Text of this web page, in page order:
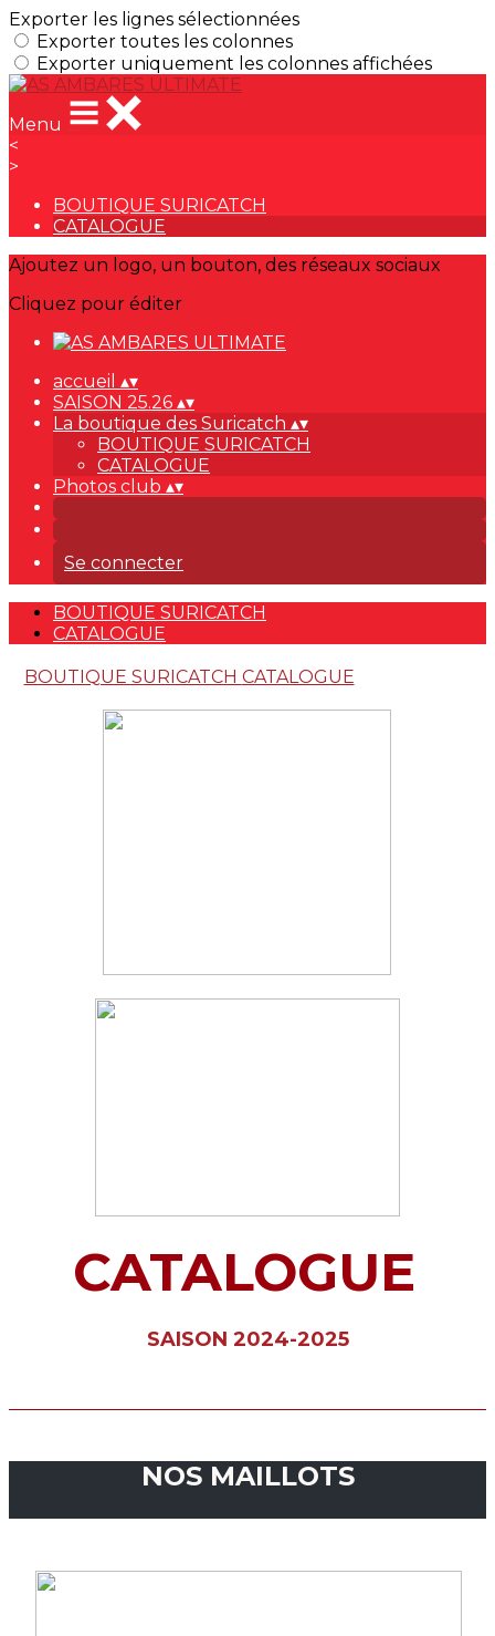
Exporter les lignes sélectionnées
Exporter toutes les colonnes
Exporter uniquement les colonnes affichées
Menu
<
>
BOUTIQUE SURICATCH
CATALOGUE
Ajoutez un logo, un bouton, des réseaux sociaux
Cliquez pour éditer
accueil ▴▾
SAISON 25.26 ▴▾
La boutique des Suricatch ▴▾
BOUTIQUE SURICATCH
CATALOGUE
Photos club ▴▾
Se connecter
BOUTIQUE SURICATCH
CATALOGUE
BOUTIQUE SURICATCH CATALOGUE
CATALOGUE
SAISON 2024-2025
NOS MAILLOTS